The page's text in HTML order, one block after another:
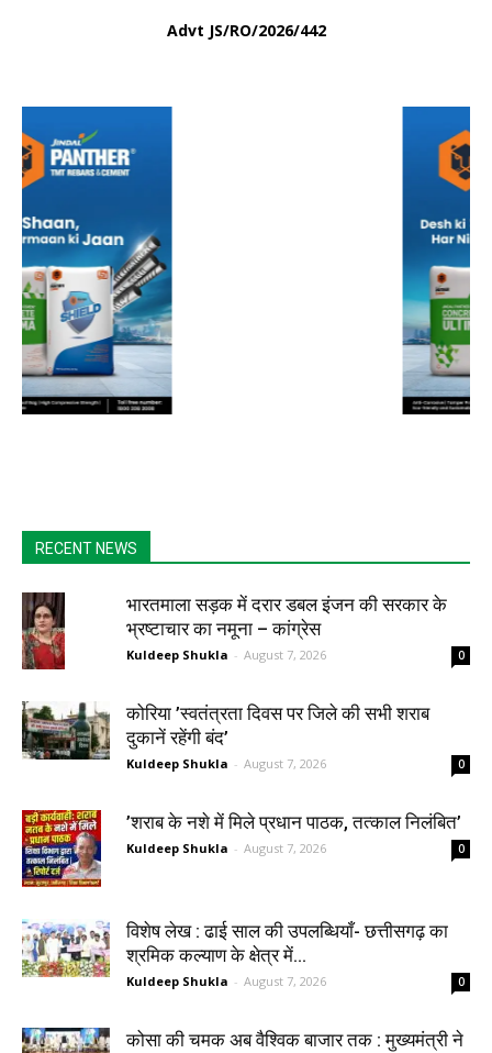
Advt JS/RO/2026/442
RECENT NEWS
भारतमाला सड़क में दरार डबल इंजन की सरकार के
भ्रष्टाचार का नमूना – कांग्रेस
Kuldeep Shukla - August 7, 2026 0
कोरिया ’स्वतंत्रता दिवस पर जिले की सभी शराब
दुकानें रहेंगी बंद’
Kuldeep Shukla - August 7, 2026 0
’शराब के नशे में मिले प्रधान पाठक, तत्काल निलंबित’
Kuldeep Shukla - August 7, 2026 0
विशेष लेख : ढाई साल की उपलब्धियाँ- छत्तीसगढ़ का
श्रमिक कल्याण के क्षेत्र में...
Kuldeep Shukla - August 7, 2026 0
कोसा की चमक अब वैश्विक बाजार तक : मुख्यमंत्री ने